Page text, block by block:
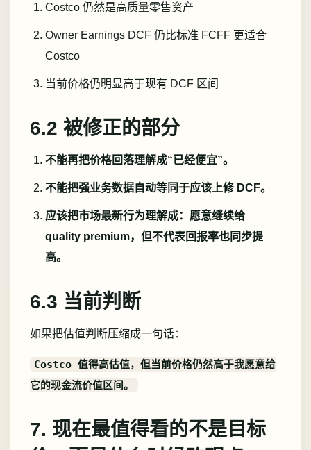
Costco 仍然是高质量零售资产
Owner Earnings DCF 仍比标准 FCFF 更适合
Costco
当前价格仍明显高于现有 DCF 区间
6.2 被修正的部分
不能再把价格回落理解成“已经便宜”。
不能把强业务数据自动等同于应该上修 DCF。
应该把市场最新行为理解成：愿意继续给
quality premium，但不代表回报率也同步提
高。
6.3 当前判断
如果把估值判断压缩成一句话：
Costco 值得高估值，但当前价格仍然高于我愿意给
它的现金流价值区间。
7. 现在最值得看的不是目标